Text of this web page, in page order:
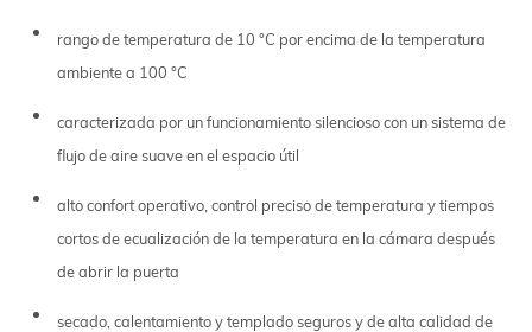
rango de temperatura de 10 °C por encima de la temperatura
ambiente a 100 °C
caracterizada por un funcionamiento silencioso con un sistema de
flujo de aire suave en el espacio útil
alto confort operativo, control preciso de temperatura y tiempos
cortos de ecualización de la temperatura en la cámara después
de abrir la puerta
secado, calentamiento y templado seguros y de alta calidad de